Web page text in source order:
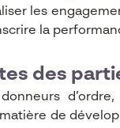
les
la
des
de